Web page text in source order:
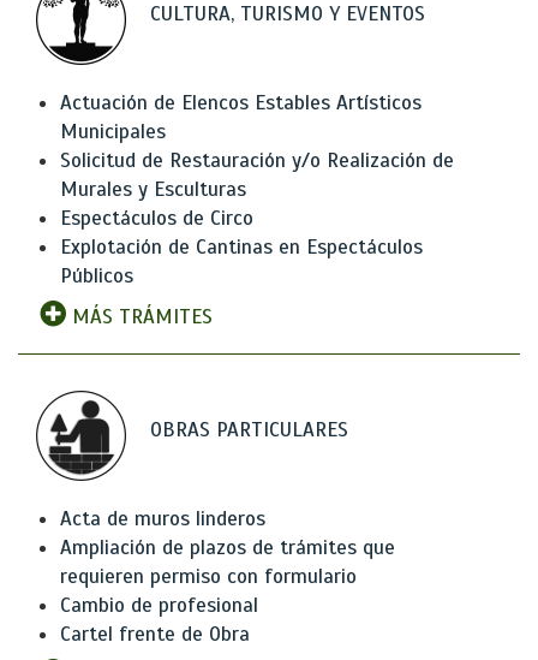
CULTURA, TURISMO Y EVENTOS
Actuación de Elencos Estables Artísticos
Municipales
Solicitud de Restauración y/o Realización de
Murales y Esculturas
Espectáculos de Circo
Explotación de Cantinas en Espectáculos
Públicos
MÁS TRÁMITES
OBRAS PARTICULARES
Acta de muros linderos
Ampliación de plazos de trámites que
requieren permiso con formulario
Cambio de profesional
Cartel frente de Obra